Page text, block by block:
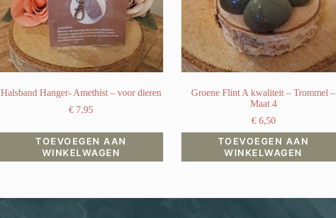
Halsband Hanger- Amethist – voor dieren
€7,95
TOEVOEGEN AAN
WINKELWAGEN
Groene Flint A kwaliteit – Trommel –
Maat 4
€6,50
TOEVOEGEN AAN
WINKELWAGEN